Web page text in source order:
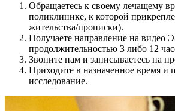
Обращаетесь к своему лечащему
поликлинике, к которой
жительства/прописки).
Получаете направление на видео
продолжительностью 3 либо 12
Звоните нам и записываетесь на
Приходите в назначенное время и
исследование.